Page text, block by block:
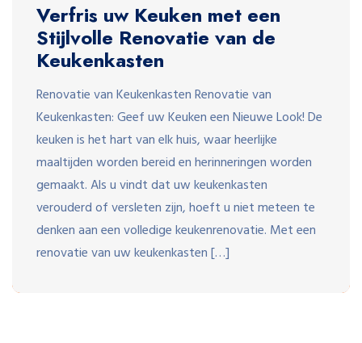
Verfris uw Keuken met een
Stijlvolle Renovatie van de
Keukenkasten
Renovatie van Keukenkasten Renovatie van
Keukenkasten: Geef uw Keuken een Nieuwe Look! De
keuken is het hart van elk huis, waar heerlijke
maaltijden worden bereid en herinneringen worden
gemaakt. Als u vindt dat uw keukenkasten
verouderd of versleten zijn, hoeft u niet meteen te
denken aan een volledige keukenrenovatie. Met een
renovatie van uw keukenkasten […]